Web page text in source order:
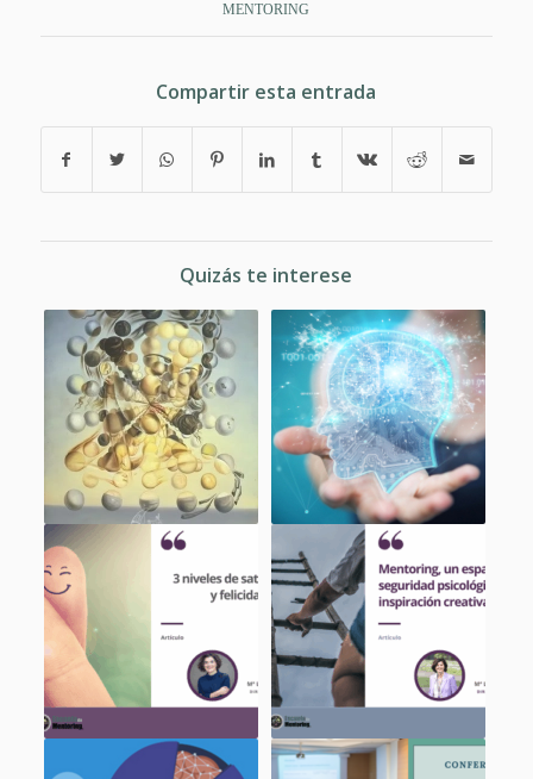
MENTORING
Compartir esta entrada
Quizás te interese